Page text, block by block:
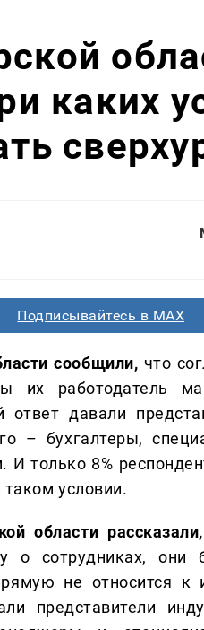
каких
Подписывайтесь в MAX
сообщили, что
их работодатель
ответ давали
– бухгалтеры,
только 8%
условии.
области рассказали,
о сотрудниках,
не относится к
представители